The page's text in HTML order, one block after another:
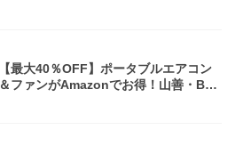
【最大40％OFF】ポータブルエアコン
＆ファンがAmazonでお得！山善・Bo